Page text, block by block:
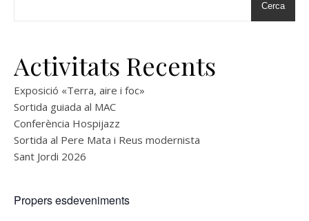
Cerca
Activitats Recents
Exposició «Terra, aire i foc»
Sortida guiada al MAC
Conferència Hospijazz
Sortida al Pere Mata i Reus modernista
Sant Jordi 2026
Propers esdeveniments